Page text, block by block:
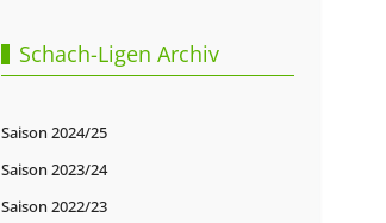
Schach-Ligen Archiv
Saison 2024/25
Saison 2023/24
Saison 2022/23